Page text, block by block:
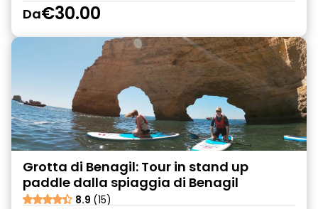
Da€30.00
Grotta di Benagil: Tour in stand up
paddle dalla spiaggia di Benagil
8.9 (15)